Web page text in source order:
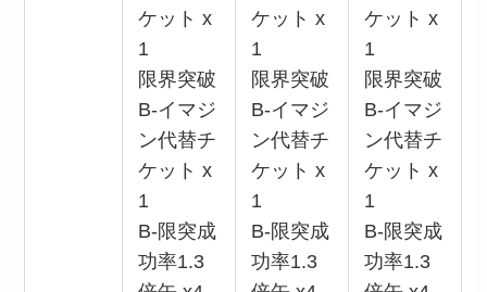
ケット x
1
限界突破
B-イマジ
ン代替チ
ケット x
1
B-限突成
功率1.3
ケット x
1
限界突破
B-イマジ
ン代替チ
ケット x
1
B-限突成
功率1.3
ケット x
1
限界突破
B-イマジ
ン代替チ
ケット x
1
B-限突成
功率1.3